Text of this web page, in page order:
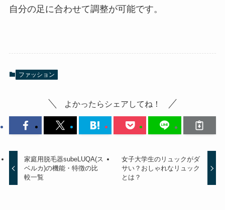
自分の足に合わせて調整が可能です。
ファッション
よかったらシェアしてね！
家庭用脱毛器subeLUQA(ス
ベルカ)の機能・特徴の比
較一覧
女子大学生のリュックがダ
サい？おしゃれなリュック
とは？